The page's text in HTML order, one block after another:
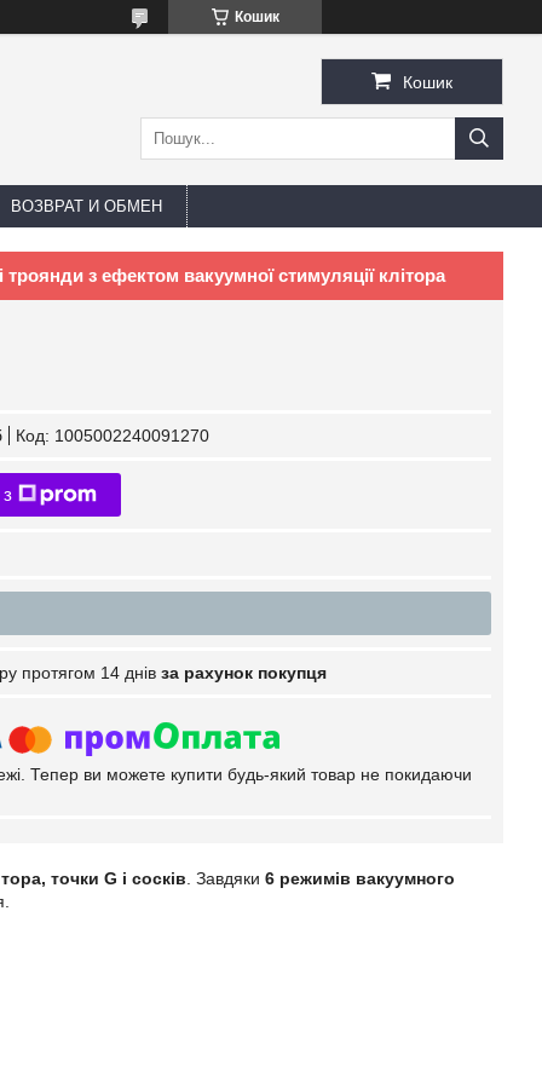
Кошик
Кошик
ВОЗВРАТ И ОБМЕН
з ефектом вакуумної стимуляції клітора
Код: 1005002240091270
протягом 14 днів за рахунок покупця
Тепер ви можете купити будь-який товар не покидаючи
точки G і сосків . Завдяки 6 режимів вакуумного